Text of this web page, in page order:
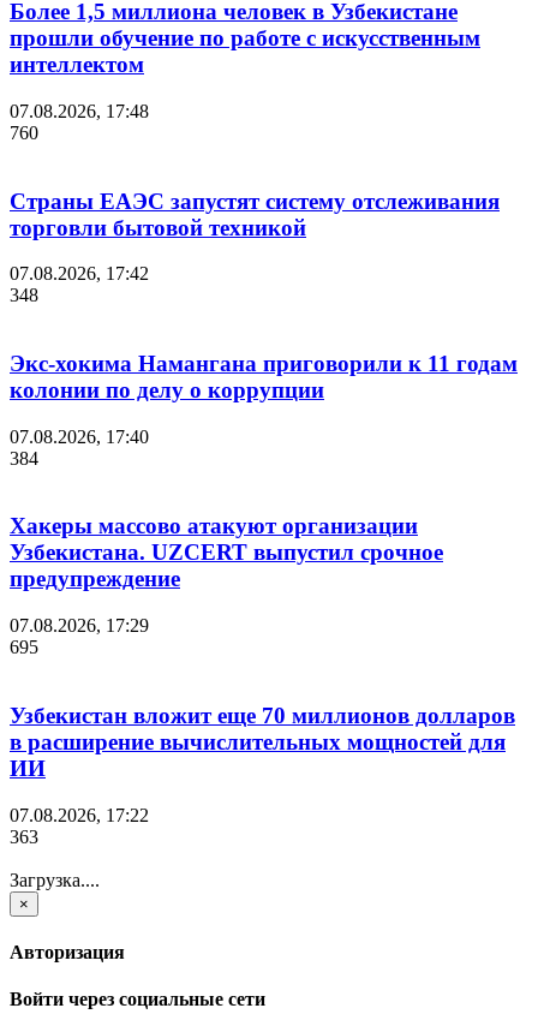
Более 1,5 миллиона человек в Узбекистане
прошли обучение по работе с искусственным
интеллектом
07.08.2026, 17:48
760
Страны ЕАЭС запустят систему отслеживания
торговли бытовой техникой
07.08.2026, 17:42
348
Экс-хокима Намангана приговорили к 11 годам
колонии по делу о коррупции
07.08.2026, 17:40
384
Хакеры массово атакуют организации
Узбекистана. UZCERT выпустил срочное
предупреждение
07.08.2026, 17:29
695
Узбекистан вложит еще 70 миллионов долларов
в расширение вычислительных мощностей для
ИИ
07.08.2026, 17:22
363
Загрузка....
×
Авторизация
Войти через социальные сети